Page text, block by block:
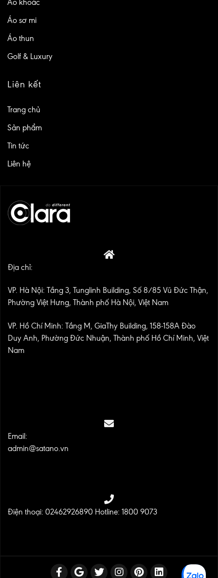
Áo khoác
Áo sơ mi
Áo thun
Golf & Luxury
Liên kết
Trang chủ
Sản phẩm
Tin tức
Liên hệ
Địa chỉ:
VP. Hà Nội: Tầng 3, Tunglinh Building, Số 8/85 Vũ Đức Thận,
Phường Việt Hưng, Thành phố Hà Nội, Việt Nam
VP. Hồ Chí Minh: Tầng M, GiaThy Building, 158-158A Đào
Duy Anh, Phường Đức Nhuận, Thành phố Hồ Chí Minh, Việt
Nam
Email:
admin@satano.vn
Điện thoại: 02462926890 Hotline: 1800 9073